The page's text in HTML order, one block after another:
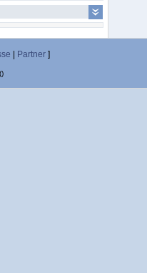
Partner ]